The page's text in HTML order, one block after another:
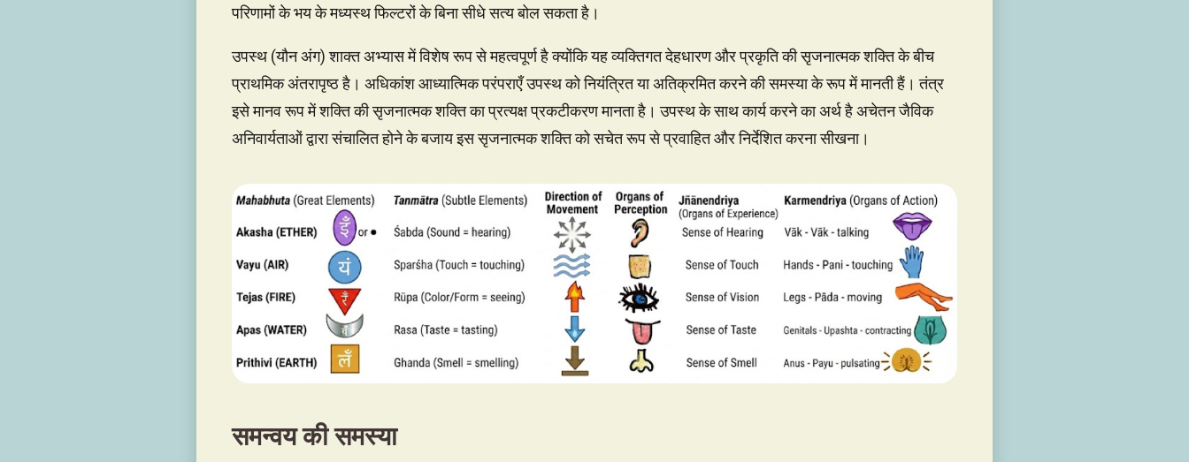
परिणामों के भय के मध्यस्थ फिल्टरों के बिना सीधे सत्य बोल सकता है।
उपस्थ (यौन अंग) शाक्त अभ्यास में विशेष रूप से महत्वपूर्ण है क्योंकि यह व्यक्तिगत देहधारण और प्रकृति की सृजनात्मक शक्ति के बीच
प्राथमिक अंतरापृष्ठ है। अधिकांश आध्यात्मिक परंपराएँ उपस्थ को नियंत्रित या अतिक्रमित करने की समस्या के रूप में मानती हैं। तंत्र
इसे मानव रूप में शक्ति की सृजनात्मक शक्ति का प्रत्यक्ष प्रकटीकरण मानता है। उपस्थ के साथ कार्य करने का अर्थ है अचेतन जैविक
अनिवार्यताओं द्वारा संचालित होने के बजाय इस सृजनात्मक शक्ति को सचेत रूप से प्रवाहित और निर्देशित करना सीखना।
समन्वय की समस्या